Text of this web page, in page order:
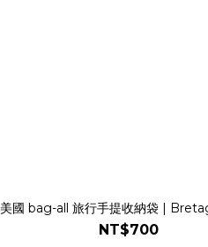
美國 bag-all 旅行手提收納袋 |
NT$700